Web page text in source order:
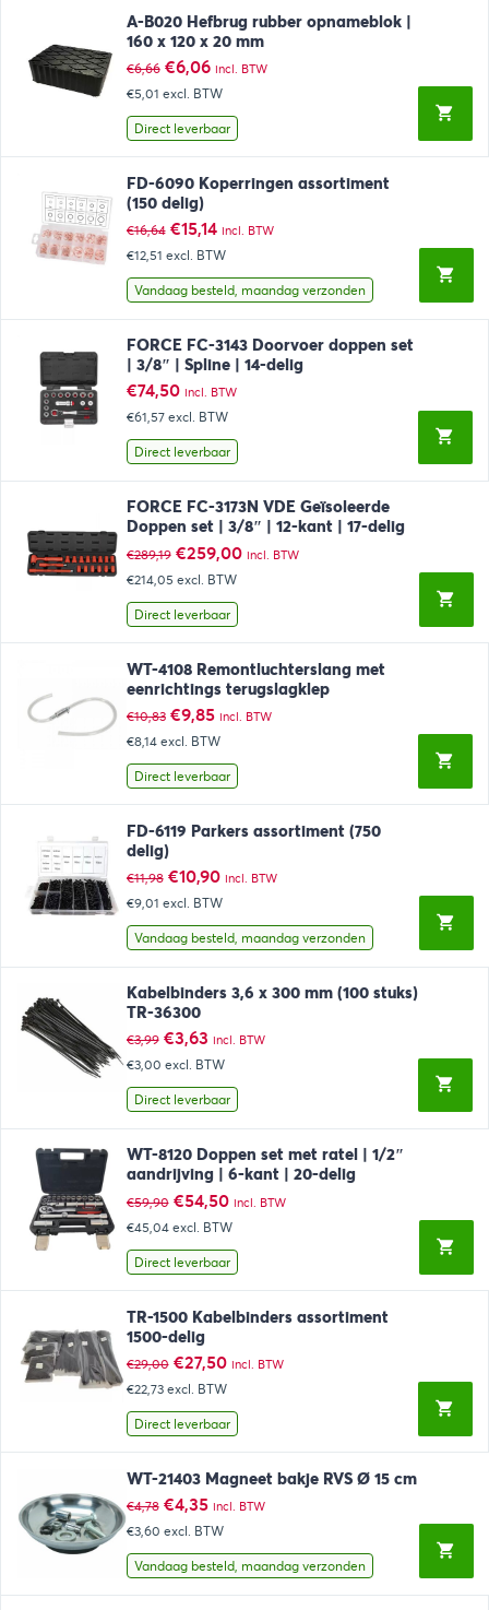
A-B020 Hefbrug rubber opnameblok |
160 x 120 x 20 mm
€6,66 Oorspronkelijke
prijs
was:
€6,66.
€6,06Huidige
prijs
is:
€6,06.
incl. BTW
€5,01 excl. BTW
Direct leverbaar
FD-6090 Koperringen assortiment
(150 delig)
€16,64 Oorspronkelijke
prijs
was:
€16,64.
€15,14Huidige
prijs
is:
€15,14.
incl. BTW
€12,51 excl. BTW
Vandaag besteld, maandag verzonden
FORCE FC-3143 Doorvoer doppen set
| 3/8″ | Spline | 14-delig
€74,50 incl. BTW
€61,57 excl. BTW
Direct leverbaar
FORCE FC-3173N VDE Geïsoleerde
Doppen set | 3/8″ | 12-kant | 17-delig
€289,19 Oorspronkelijke
prijs
was:
€289,19.
€259,00Huidige
incl. BTW
€214,05 excl. BTW
Direct leverbaar
WT-4108 Remontluchterslang met
eenrichtings terugslagklep
€10,83 Oorspronkelijke
prijs
was:
€10,83.
€9,85Huidige
prijs
is:
€9,85.
incl. BTW
€8,14 excl. BTW
Direct leverbaar
FD-6119 Parkers assortiment (750
delig)
€11,98 Oorspronkelijke
prijs
was:
€11,98.
€10,90Huidige
prijs
is:
€10,90.
incl. BTW
€9,01 excl. BTW
Vandaag besteld, maandag verzonden
Kabelbinders 3,6 x 300 mm (100 stuks)
TR-36300
€3,99 Oorspronkelijke
prijs
was:
€3,99.
€3,63Huidige
prijs
is:
€3,63.
incl. BTW
€3,00 excl. BTW
Direct leverbaar
WT-8120 Doppen set met ratel | 1/2″
aandrijving | 6-kant | 20-delig
€59,90 Oorspronkelijke
prijs
was:
€59,90.
€54,50Huidige
prijs
is:
€54,50.
incl. BTW
€45,04 excl. BTW
Direct leverbaar
TR-1500 Kabelbinders assortiment
1500-delig
€29,00 Oorspronkelijke
prijs
was:
€29,00.
€27,50Huidige
prijs
is:
€27,50.
incl. BTW
€22,73 excl. BTW
Direct leverbaar
WT-21403 Magneet bakje RVS Ø 15 cm
€4,78 Oorspronkelijke
prijs
was:
€4,78.
€4,35Huidige
prijs
is:
€4,35.
incl. BTW
€3,60 excl. BTW
Vandaag besteld, maandag verzonden